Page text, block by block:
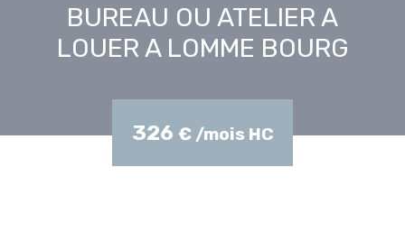
BUREAU OU ATELIER A
LOUER A LOMME BOURG
326 € /mois HC